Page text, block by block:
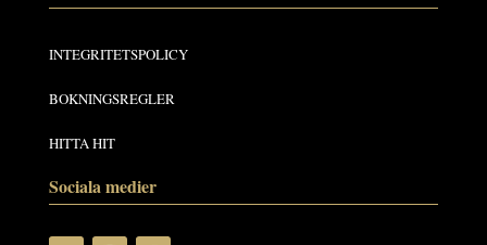
INTEGRITETSPOLICY
BOKNINGSREGLER
HITTA HIT
Sociala medier